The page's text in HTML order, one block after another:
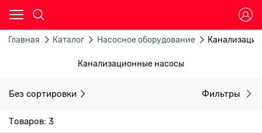
Главная Каталог Насосное оборудование
Канализационные насосы
Без сортировки Фильтры
Товаров: 3